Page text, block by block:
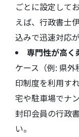
ごとに設定して
えば、行政書士
込みで迅速対応
専門性が高く
ケース（例: 県
印制度を利用す
宅や駐車場でナ
封印会員の行政
い。